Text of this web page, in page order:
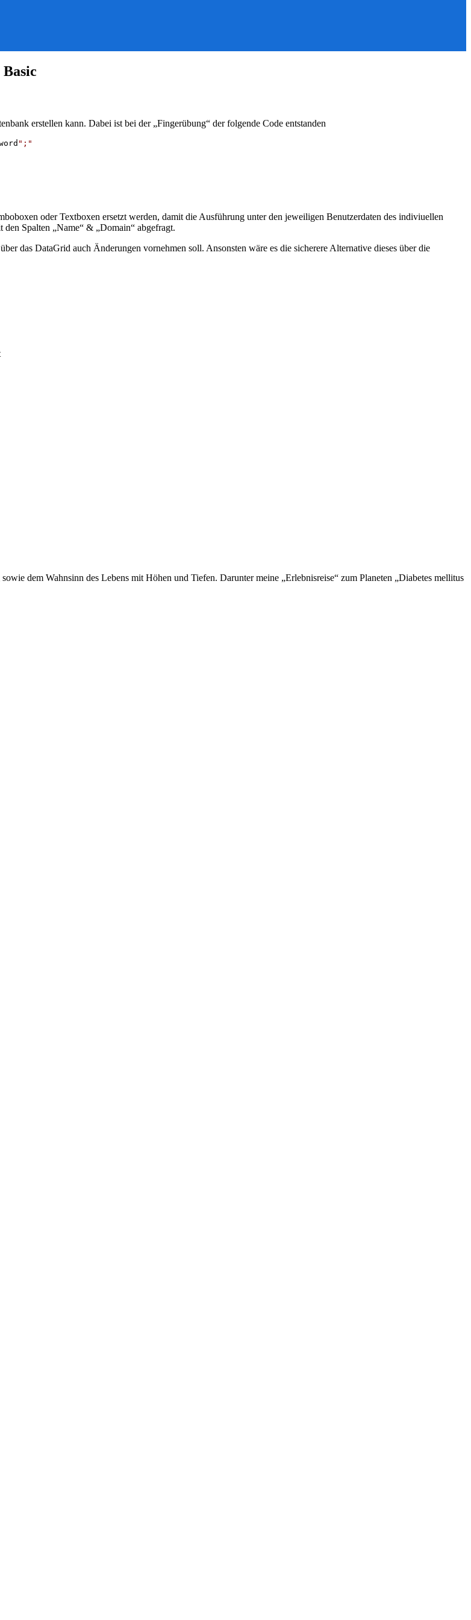
erstellen kann. Dabei ist bei der „Fingerübung“ der folgende Code entstanden
";"
oder Textboxen ersetzt werden, damit die Ausführung unter den jeweiligen Benutzerdaten des indiviuellen
Spalten „Name“ & „Domain“ abgefragt.
das DataGrid auch Änderungen vornehmen soll. Ansonsten wäre es die sicherere Alternative dieses über die
dem Wahnsinn des Lebens mit Höhen und Tiefen. Darunter meine „Erlebnisreise“ zum Planeten „Diabetes mellitus